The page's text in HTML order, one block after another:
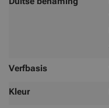
Verfbasis
Kleur